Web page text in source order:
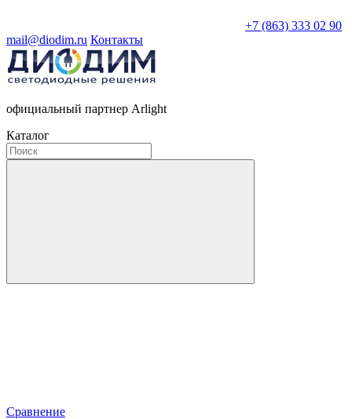
+7 (863) 333 02 90
mail@diodim.ru Контакты
официальный партнер Arlight
Каталог
Сравнение